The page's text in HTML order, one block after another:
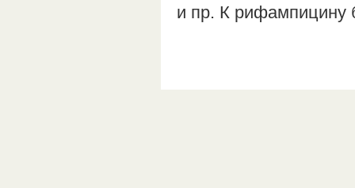
и пр. К рифампицину